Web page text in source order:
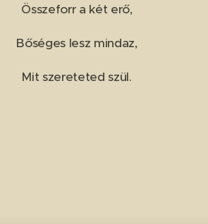
Összeforr a két erő,
Bőséges lesz mindaz,
Mit szereteted szül.